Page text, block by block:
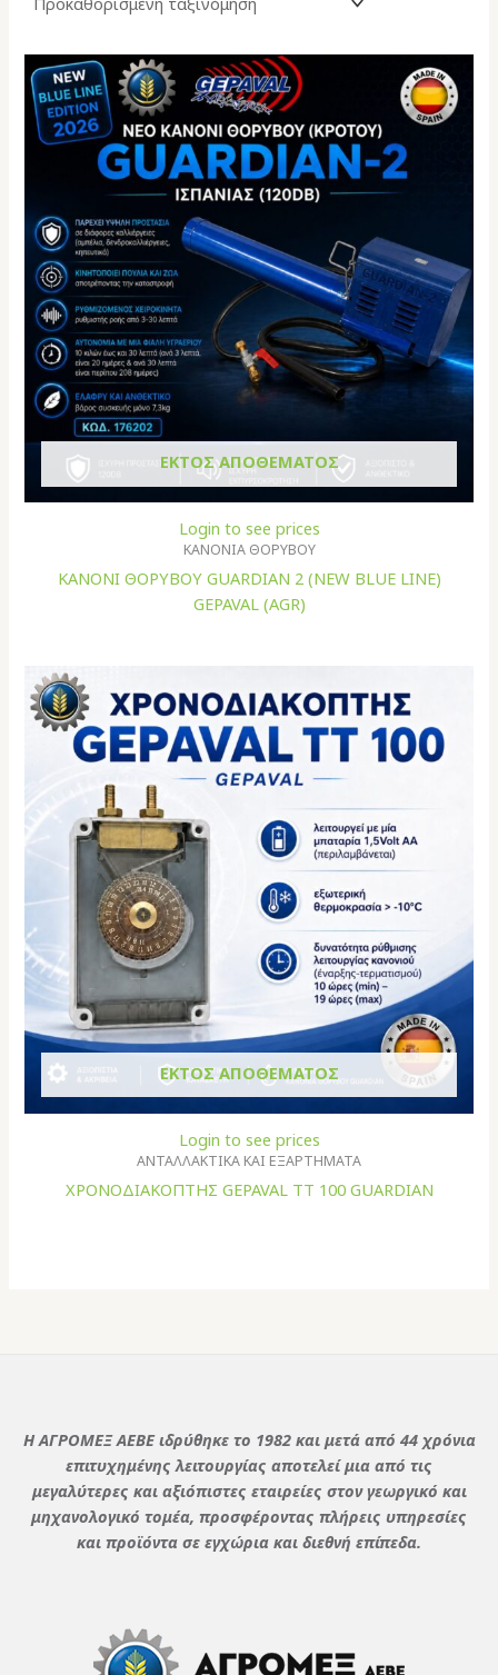
ΕΚΤΌΣ ΑΠΟΘΈΜΑΤΟΣ
Login to see prices
ΚΑΝΟΝΙA ΘΟΡΥΒΟΥ
ΚΑΝΟΝΙ ΘΟΡΥΒΟΥ GUARDIAN 2 (NEW BLUE LINE)
GEPAVAL (AGR)
ΕΚΤΌΣ ΑΠΟΘΈΜΑΤΟΣ
Login to see prices
ΑΝΤΑΛΛΑΚΤΙΚΑ ΚΑΙ ΕΞΑΡΤΗΜΑΤΑ
ΧΡΟΝΟΔΙΑΚΟΠΤΗΣ GEPAVAL TT 100 GUARDIAN
Η ΑΓΡΟΜΕΞ ΑΕΒΕ ιδρύθηκε το 1982 και μετά από 44 χρόνια
επιτυχημένης λειτουργίας αποτελεί μια από τις
μεγαλύτερες και αξιόπιστες εταιρείες στον γεωργικό και
μηχανολογικό τομέα, προσφέροντας πλήρεις υπηρεσίες
και προϊόντα σε εγχώρια και διεθνή επίπεδα.